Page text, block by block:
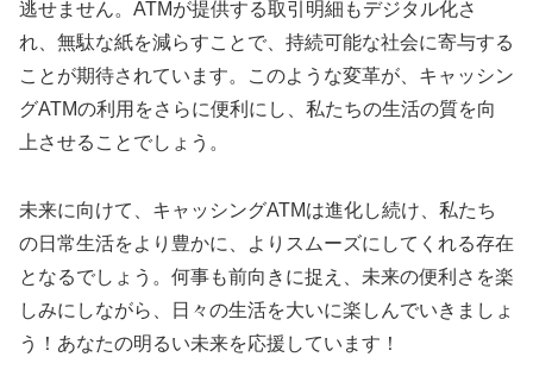
逃せません。ATMが提供する取引明細もデジタル化さ
れ、無駄な紙を減らすことで、持続可能な社会に寄与する
ことが期待されています。このような変革が、キャッシン
グATMの利用をさらに便利にし、私たちの生活の質を向
上させることでしょう。
未来に向けて、キャッシングATMは進化し続け、私たち
の日常生活をより豊かに、よりスムーズにしてくれる存在
となるでしょう。何事も前向きに捉え、未来の便利さを楽
しみにしながら、日々の生活を大いに楽しんでいきましょ
う！あなたの明るい未来を応援しています！